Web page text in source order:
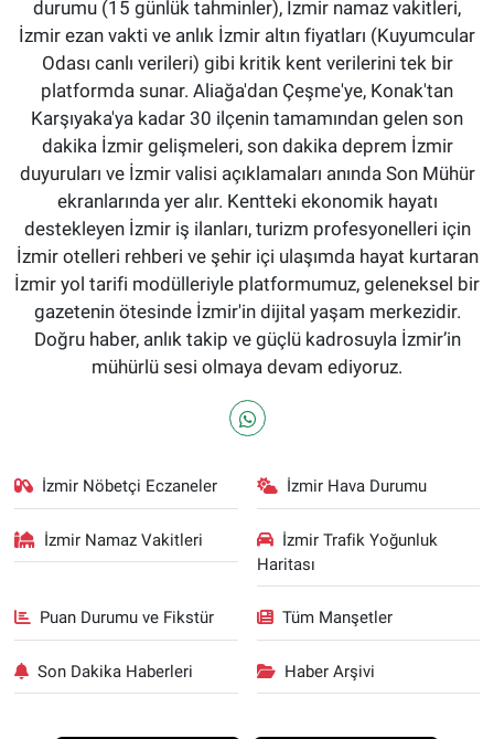
durumu (15 günlük tahminler), İzmir namaz vakitleri,
İzmir ezan vakti ve anlık İzmir altın fiyatları (Kuyumcular
Odası canlı verileri) gibi kritik kent verilerini tek bir
platformda sunar. Aliağa'dan Çeşme'ye, Konak'tan
Karşıyaka'ya kadar 30 ilçenin tamamından gelen son
dakika İzmir gelişmeleri, son dakika deprem İzmir
duyuruları ve İzmir valisi açıklamaları anında Son Mühür
ekranlarında yer alır. Kentteki ekonomik hayatı
destekleyen İzmir iş ilanları, turizm profesyonelleri için
İzmir otelleri rehberi ve şehir içi ulaşımda hayat kurtaran
İzmir yol tarifi modülleriyle platformumuz, geleneksel bir
gazetenin ötesinde İzmir'in dijital yaşam merkezidir.
Doğru haber, anlık takip ve güçlü kadrosuyla İzmir’in
mühürlü sesi olmaya devam ediyoruz.
İzmir Nöbetçi Eczaneler İzmir Hava Durumu
İzmir Namaz Vakitleri
İzmir Trafik Yoğunluk
Haritası
Puan Durumu ve Fikstür Tüm Manşetler
Son Dakika Haberleri Haber Arşivi